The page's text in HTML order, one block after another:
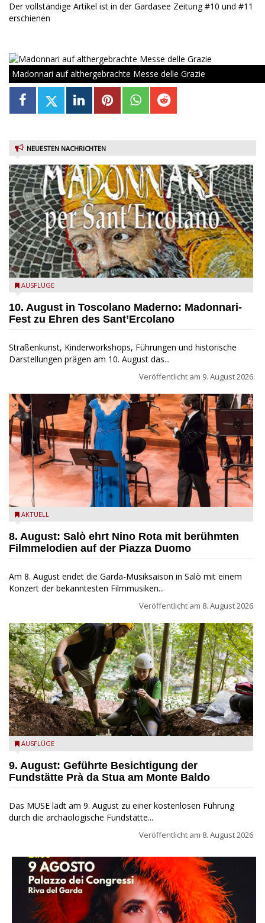
Der vollständige Artikel ist in der Gardasee Zeitung #10 und #11
erschienen
Madonnari auf althergebrachte Messe delle Grazie
NEUESTEN NACHRICHTEN
Toscolano Maderno: "Madonnari per Sant'Ercolano"
AUSFLÜGE
10. August in Toscolano Maderno: Madonnari-
Fest zu Ehren des Sant’Ercolano
Straßenkunst, Kinderworkshops, Führungen und historische
Darstellungen prägen am 10. August das...
Veröffentlicht am 9. August 2026
Estate Musicale del Garda: Salò ehrt Nino Rota
AKTUELL
8. August: Salò ehrt Nino Rota mit berühmten
Filmmelodien auf der Piazza Duomo
Am 8. August endet die Garda-Musiksaison in Salò mit einem
Konzert der bekanntesten Filmmusiken...
Veröffentlicht am 8. August 2026
die archäologische Fundstätte Riparo Prà da Stua am Monte
AUSFLÜGE
9. August: Geführte Besichtigung der
Fundstätte Prà da Stua am Monte Baldo
Das MUSE lädt am 9. August zu einer kostenlosen Führung
durch die archäologische Fundstätte...
Veröffentlicht am 8. August 2026